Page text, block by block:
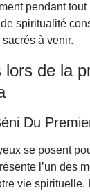
pendant
spiritualité
à venir.
lors de la
Du
se posent
l’un des
vie spirituelle.